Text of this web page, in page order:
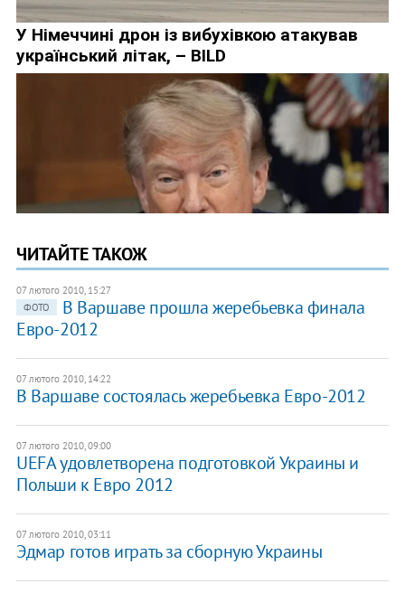
ЧИТАЙТЕ ТАКОЖ
07 лютого 2010, 15:27
ФОТО
В Варшаве прошла жеребьевка финала
Евро-2012
07 лютого 2010, 14:22
В Варшаве состоялась жеребьевка Евро-2012
07 лютого 2010, 09:00
UEFA удовлетворена подготовкой Украины и
Польши к Евро 2012
07 лютого 2010, 03:11
Эдмар готов играть за сборную Украины